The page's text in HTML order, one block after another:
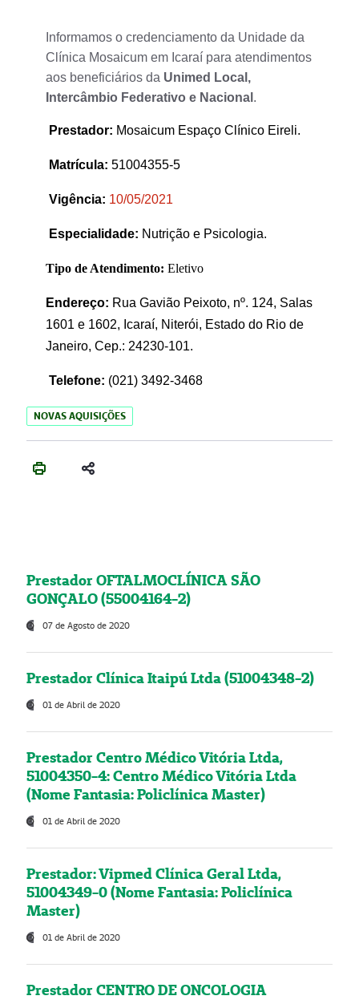
Informamos o credenciamento da Unidade da
Clínica Mosaicum em Icaraí para atendimentos
aos beneficiários da Unimed Local,
Intercâmbio Federativo e Nacional .
Prestador: Mosaicum Espaço Clínico Eireli.
Matrícula: 51004355-5
Vigência: 10/05/2021
Especialidade: Nutrição e Psicologia.
Tipo de Atendimento: Eletivo
Endereço: Rua Gavião Peixoto, nº. 124, Salas
1601 e 1602, Icaraí, Niterói, Estado do Rio de
Janeiro, Cep.: 24230-101.
Telefone: (021) 3492-3468
NOVAS AQUISIÇÕES
Prestador OFTALMOCLÍNICA SÃO
GONÇALO (55004164-2)
07 de Agosto de 2020
Prestador Clínica Itaipú Ltda (51004348-2)
01 de Abril de 2020
Prestador Centro Médico Vitória Ltda,
51004350-4: Centro Médico Vitória Ltda
(Nome Fantasia: Policlínica Master)
01 de Abril de 2020
Prestador: Vipmed Clínica Geral Ltda,
51004349-0 (Nome Fantasia: Policlínica
Master)
01 de Abril de 2020
Prestador CENTRO DE ONCOLOGIA